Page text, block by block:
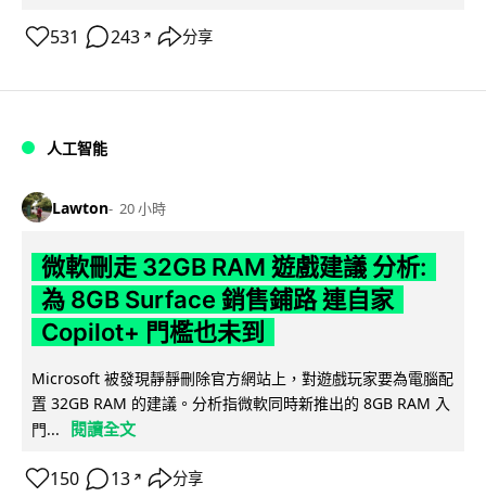
531 243 ↗ 分享
人工智能
Lawton 20 小時
微軟刪走 32GB RAM 遊戲建議 分析:
為 8GB Surface 銷售鋪路 連自家
Copilot+ 門檻也未到
Microsoft 被發現靜靜刪除官方網站上，對遊戲玩家要為電腦配
置 32GB RAM 的建議。分析指微軟同時新推出的 8GB RAM 入
門...
閱讀全文
150 13 ↗ 分享